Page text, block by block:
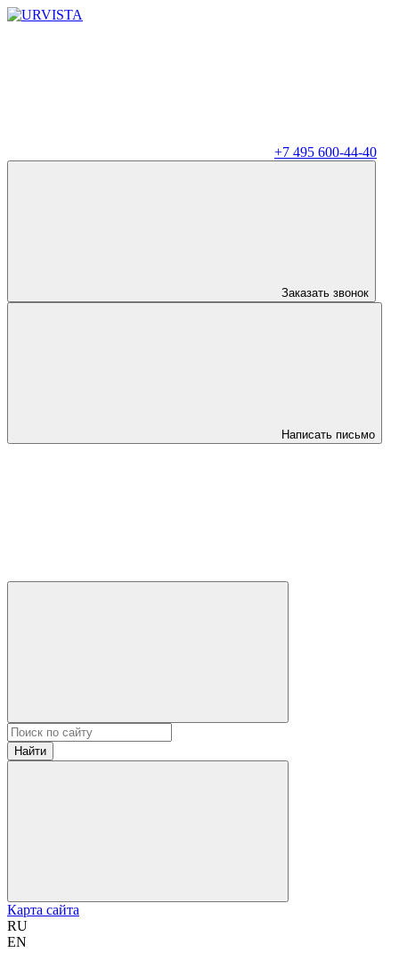
+7 495 600-44-40
Заказать звонок
Написать письмо
Найти
Карта сайта
RU
EN